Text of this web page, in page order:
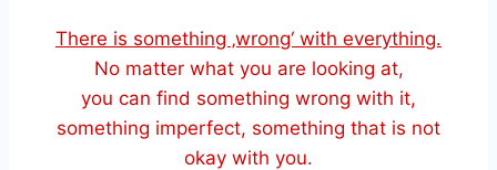
There is something ‚wrong‘ with everything.
No matter what you are looking at,
you can find something wrong with it,
something imperfect, something that is not
okay with you.